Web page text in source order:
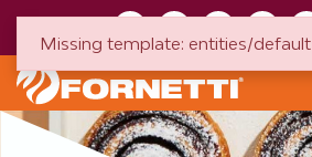
Missing template: entities/default